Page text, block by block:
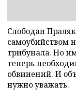
Слободан
самоубийством
трибунала. Но
теперь
обвинений. И
нужно уважать.